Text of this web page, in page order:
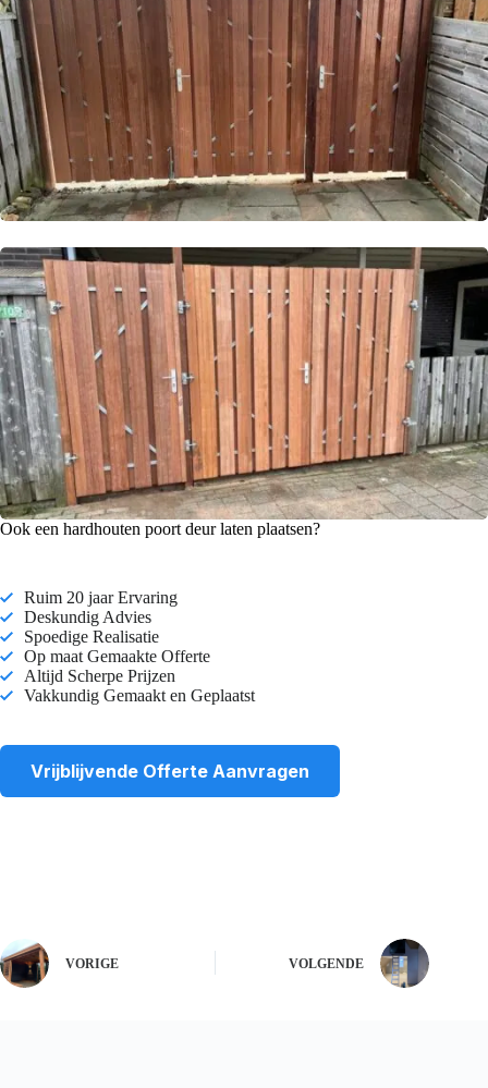
Ook een hardhouten poort deur laten plaatsen?
Ruim 20 jaar Ervaring
Deskundig Advies
Spoedige Realisatie
Op maat Gemaakte Offerte
Altijd Scherpe Prijzen
Vakkundig Gemaakt en Geplaatst
Vrijblijvende Offerte Aanvragen
VORIGE VOLGENDE